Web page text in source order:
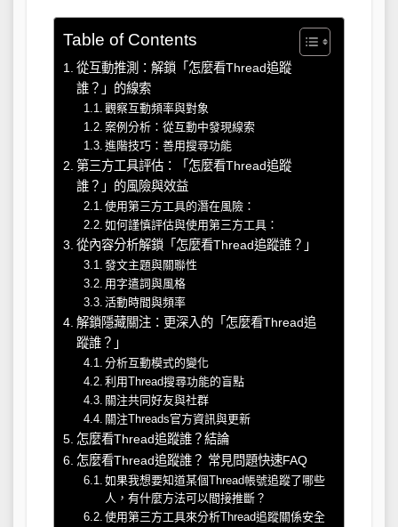
Table of Contents
從互動推測：解鎖「怎麼看Thread追蹤
誰？」的線索
觀察互動頻率與對象
案例分析：從互動中發現線索
進階技巧：善用搜尋功能
第三方工具評估：「怎麼看Thread追蹤
誰？」的風險與效益
使用第三方工具的潛在風險：
如何謹慎評估與使用第三方工具：
從內容分析解鎖「怎麼看Thread追蹤誰？」
發文主題與關聯性
用字遣詞與風格
活動時間與頻率
解鎖隱藏關注：更深入的「怎麼看Thread追
蹤誰？」
分析互動模式的變化
利用Thread搜尋功能的盲點
關注共同好友與社群
關注Threads官方資訊與更新
怎麼看Thread追蹤誰？結論
怎麼看Thread追蹤誰？ 常見問題快速FAQ
如果我想要知道某個Thread帳號追蹤了哪些
人，有什麼方法可以間接推斷？
使用第三方工具來分析Thread追蹤關係安全